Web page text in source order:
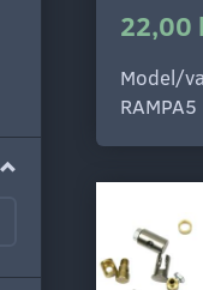
22,00
Model/
RAMPA5